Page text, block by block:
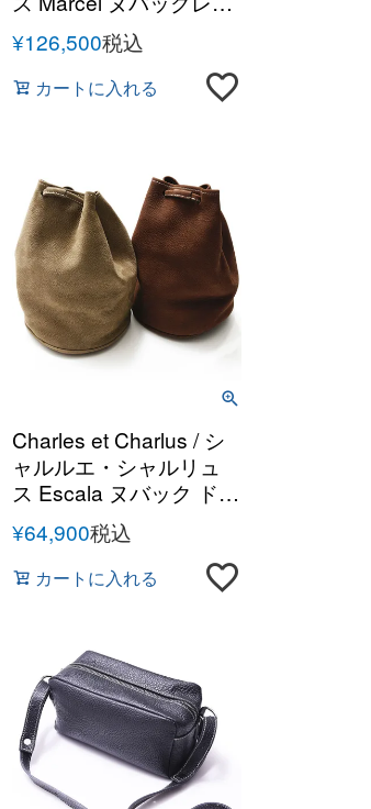
ーバッグパック
¥126,500税込
カートに入れる
Charles et Charlus / シ
ャルルエ・シャルリュ
ス Escala ヌバック ドロ
ーストリングバッグ
¥64,900税込
カートに入れる